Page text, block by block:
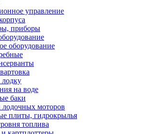
управление
приборы
оборудование
лодку
на воде
баки
моторов
плиты, гидрокрылья
топлива